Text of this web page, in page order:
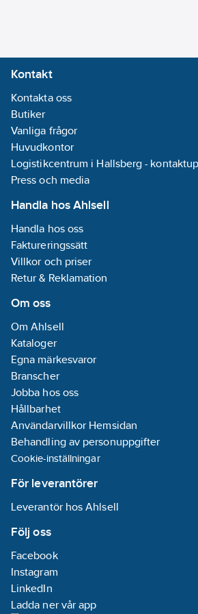
Kontakt
Kontakta oss
Butiker
Vanliga frågor
Huvudkontor
Logistikcentrum i Hallsberg -
Press och media
Handla hos Ahlsell
Handla hos oss
Faktureringssätt
Villkor och priser
Retur & Reklamation
Om oss
Om Ahlsell
Kataloger
Egna märkesvaror
Branscher
Jobba hos oss
Hållbarhet
Användarvillkor Hemsidan
Behandling av personuppgifter
Cookie-inställningar
För leverantörer
Leverantör hos Ahlsell
Följ oss
Facebook
Instagram
LinkedIn
Ladda ner vår app